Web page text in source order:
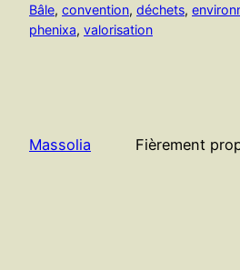
Bâle, convention, déchets,
phenixa, valorisation
Massolia Fièrement